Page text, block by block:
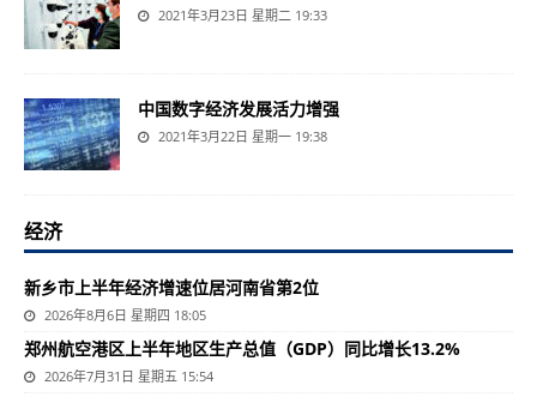
2021年3月23日 星期二 19:33
中国数字经济发展活力增强
2021年3月22日 星期一 19:38
经济
新乡市上半年经济增速位居河南省第2位
2026年8月6日 星期四 18:05
郑州航空港区上半年地区生产总值（GDP）同比增长13.2%
2026年7月31日 星期五 15:54